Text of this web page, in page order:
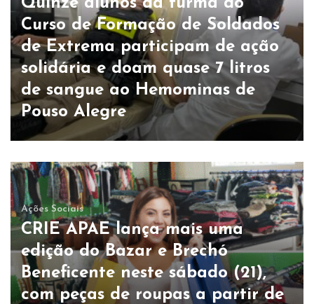
Quinze alunos da turma do
Curso de Formação de Soldados
de Extrema participam de ação
solidária e doam quase 7 litros
de sangue ao Hemominas de
Pouso Alegre
Ações Sociais
CRIE APAE lança mais uma
edição do Bazar e Brechó
Beneficente neste sábado (21),
com peças de roupas a partir de